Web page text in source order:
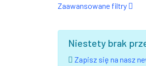
Zaawansowane filtry
Niestety brak
Zapisz się na nasz